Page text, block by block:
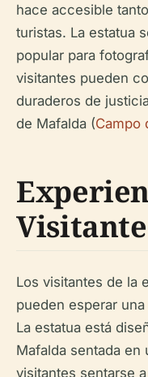
hace accesible
turistas. La estatua
popular para
visitantes pueden
duraderos de
de Mafalda (Campo
Visitante
Los visitantes de la
pueden esperar
La estatua está
Mafalda sentada
visitantes sentarse